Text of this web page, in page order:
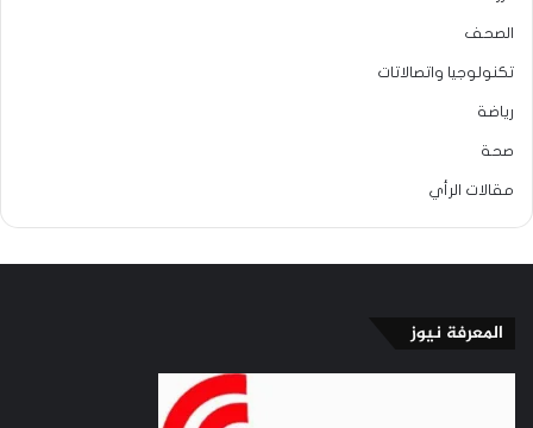
الصحف
تكنولوجيا واتصالاتات
رياضة
صحة
مقالات الرأي
المعرفة نيوز